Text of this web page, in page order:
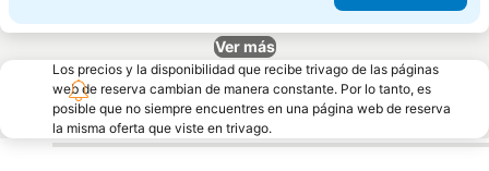
Ver más
Los precios y la disponibilidad que recibe trivago de las páginas
web de reserva cambian de manera constante. Por lo tanto, es
posible que no siempre encuentres en una página web de reserva
la misma oferta que viste en trivago.